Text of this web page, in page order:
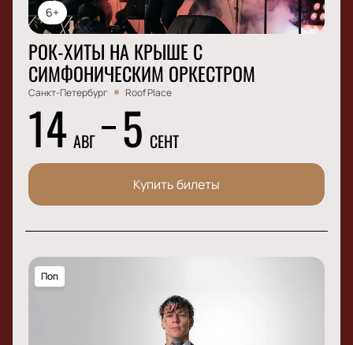
6+
РОК-ХИТЫ НА КРЫШЕ С
СИМФОНИЧЕСКИМ ОРКЕСТРОМ
Санкт-Петербург Roof Place
14 АВГ 5 СЕНТ
Купить билеты
Поп